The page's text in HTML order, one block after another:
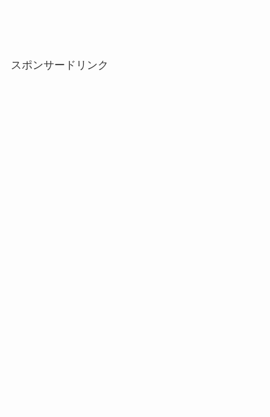
スポンサードリンク